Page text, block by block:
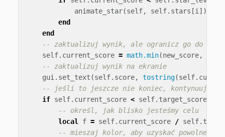
animate_star(self, self. stars [i ])
end
end
-- zaktualizuj wynik, ale ogranicz go do
self. current_score = math.min(new_score,
-- zaktualizuj wynik na ekranie
gui . set_text (self. score, tostring(self.
-- jeśli to jeszcze nie koniec, kontynuuj
if self. current_score < self. target_score
-- określ, jak blisko jesteśmy celu
local
f = self. current_score / self.
-- mieszaj kolor, aby uzyskać powolne